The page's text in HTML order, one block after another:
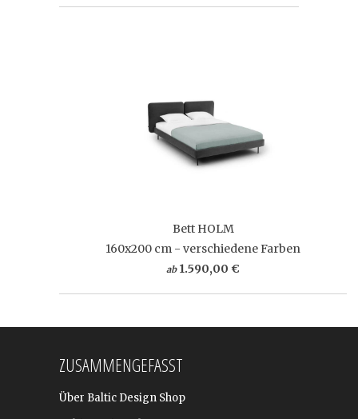
Bett HOLM
160x200 cm - verschiedene Farben
ab 1.590,00 €
ZUSAMMENGEFASST
Über Baltic Design Shop